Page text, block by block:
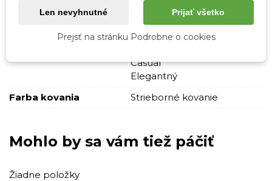
Skladová dostupnosť
Odosielame IHNEĎ
Muži
Casual
Elegantný
Farba kovania
Strieborné kovanie
Mohlo by sa vám tiež páčiť
Žiadne položky
Len nevyhnutné Prijať všetko
Prejsť na stránku Podrobne o cookies